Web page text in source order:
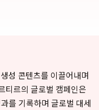
성 콘텐츠를 이끌어내며
티르의 글로벌 캠페인은
를 기록하며 글로벌 대세